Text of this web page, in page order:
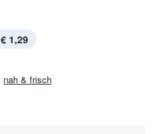
€ 1,29
nah & frisch